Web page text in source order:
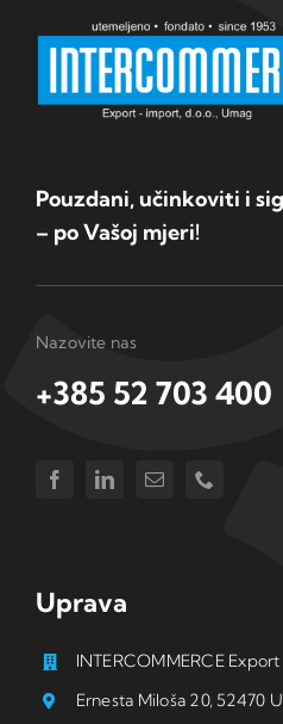
Pouzdani, učinkoviti i
– po Vašoj mjeri!
Nazovite nas
+385 52 703 400
Uprava
INTERCOMMERCE
Ernesta Miloša 20, 52470